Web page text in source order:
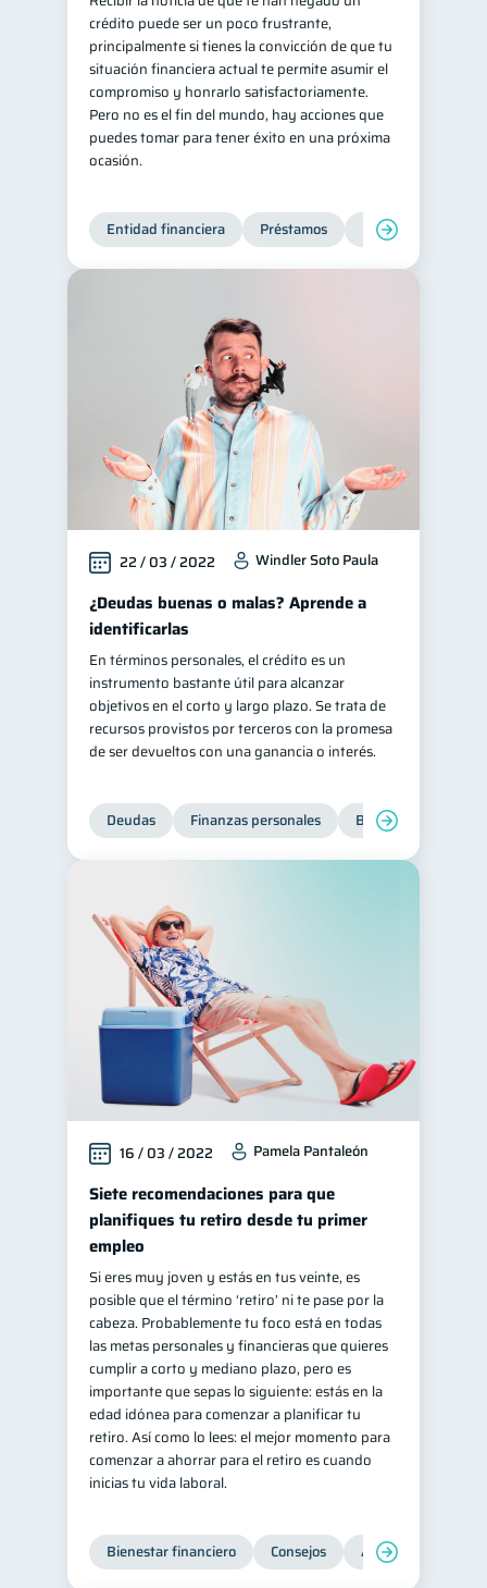
Salud mental 1 ahorro 1
Retiro 1 Doble sueldo 1
Gasto responsable 1
información financiera 1
crédito puede ser un poco frustrante,
principalmente si tienes la convicción de que tu
situación financiera actual te permite asumir el
compromiso y honrarlo satisfactoriamente.
Pero no es el fin del mundo, hay acciones que
puedes tomar para tener éxito en una próxima
ocasión.
Entidad financiera Préstamos Productos
22 / 03 / 2022 Windler Soto Paula
¿Deudas buenas o malas? Aprende a
identificarlas
En términos personales, el crédito es un
instrumento bastante útil para alcanzar
objetivos en el corto y largo plazo. Se trata de
recursos provistos por terceros con la promesa
de ser devueltos con una ganancia o interés.
Deudas Finanzas personales Bienestar financiero
16 / 03 / 2022 Pamela Pantaleón
Siete recomendaciones para que
planifiques tu retiro desde tu primer
empleo
Si eres muy joven y estás en tus veinte, es
posible que el término ‘retiro’ ni te pase por la
cabeza. Probablemente tu foco está en todas
las metas personales y financieras que quieres
cumplir a corto y mediano plazo, pero es
importante que sepas lo siguiente: estás en la
edad idónea para comenzar a planificar tu
retiro. Así como lo lees: el mejor momento para
comenzar a ahorrar para el retiro es cuando
inicias tu vida laboral.
Bienestar financiero Consejos Ahorro